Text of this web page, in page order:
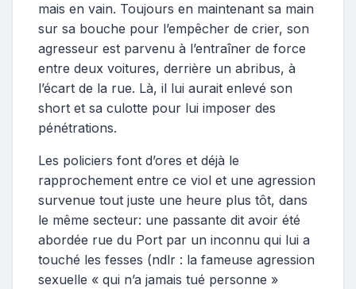
mais en vain. Toujours en maintenant sa main
sur sa bouche pour l’empêcher de crier, son
agresseur est parvenu à l’entraîner de force
entre deux voitures, derrière un abribus, à
l’écart de la rue. Là, il lui aurait enlevé son
short et sa culotte pour lui imposer des
pénétrations.
Les policiers font d’ores et déjà le
rapprochement entre ce viol et une agression
survenue tout juste une heure plus tôt, dans
le même secteur: une passante dit avoir été
abordée rue du Port par un inconnu qui lui a
touché les fesses (ndlr : la fameuse agression
sexuelle « qui n’a jamais tué personne »